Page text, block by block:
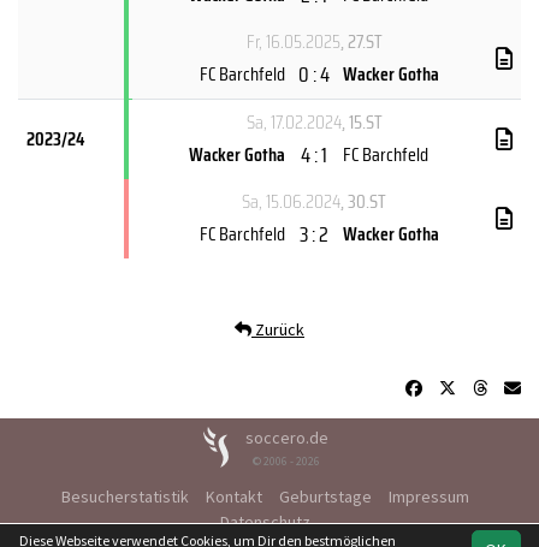
Fr, 16.05.2025, 27.ST
FC Barchfeld 0 : 4 Wacker Gotha
2023/24
Sa, 17.02.2024, 15.ST
Wacker Gotha 4 : 1 FC Barchfeld
Sa, 15.06.2024, 30.ST
FC Barchfeld 3 : 2 Wacker Gotha
Zurück
soccero.de
© 2006 - 2026
Besucherstatistik Kontakt Geburtstage
Impressum
Datenschutz
Diese Webseite verwendet Cookies, um Dir den bestmöglichen